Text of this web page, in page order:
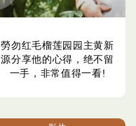
勞勿红毛榴莲园园主黄新
源分享他的心得，绝不留
一手，非常值得一看!